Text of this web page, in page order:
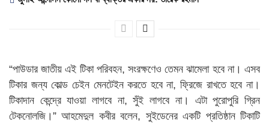
“পাউডার জাতীয় এই টিকা পরিবহন, সংরক্ষণেও তেমন ঝামেলা হবে না। এসব
টিকার জন্য কোল্ড চেইন মেনটেইন করতে হবে না, ফ্রিজে রাখতে হবে না।
টিকাদান কেন্দ্রে যাওয়া লাগবে না, সুঁই লাগবে না। এটা পুরোপুরি গ্রিন
টেকনোলজি।” আহমেদুল কবীর বলেন, সুইডেনের একটি প্রতিষ্ঠান টিকাটি